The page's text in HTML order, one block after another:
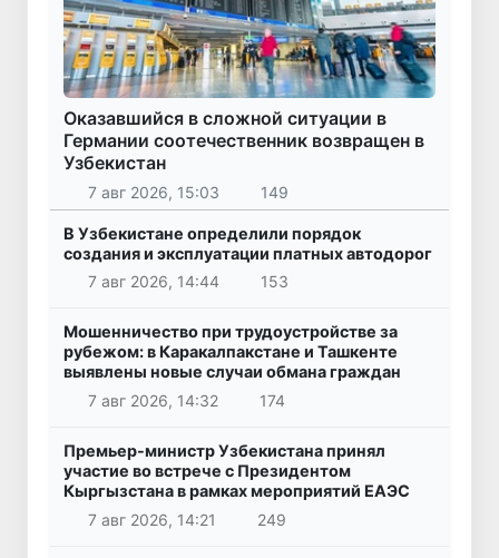
Оказавшийся в сложной ситуации в
Германии соотечественник возвращен в
Узбекистан
7 авг 2026, 15:03 149
В Узбекистане определили порядок
создания и эксплуатации платных автодорог
7 авг 2026, 14:44
153
Мошенничество при трудоустройстве за
рубежом: в Каракалпакстане и Ташкенте
выявлены новые случаи обмана граждан
7 авг 2026, 14:32
174
Премьер-министр Узбекистана принял
участие во встрече с Президентом
Кыргызстана в рамках мероприятий ЕАЭС
7 авг 2026, 14:21
249